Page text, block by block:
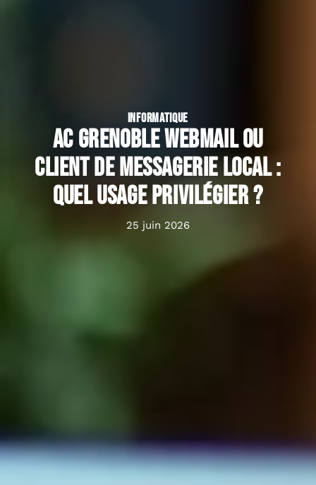
INFORMATIQUE
Ac Grenoble webmail ou
client de messagerie local :
quel usage privilégier ?
25 juin 2026